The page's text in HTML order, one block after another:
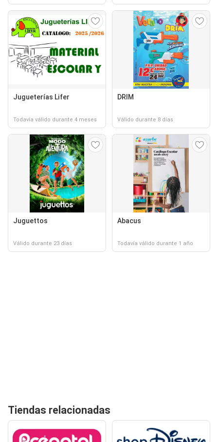
Jugueterías Lifer
Todavía válido durante 4 meses
DRIM
Válido durante 8 días
Juguettos
Válido durante 23 días
Abacus
Todavía válido durante 1 año
Tiendas relacionadas